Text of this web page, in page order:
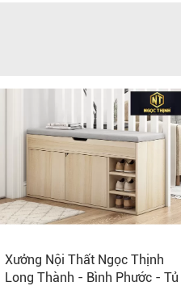
Xưởng Nội Thất Ngọc Thịnh
Long Thành - Bình Phước - Tủ